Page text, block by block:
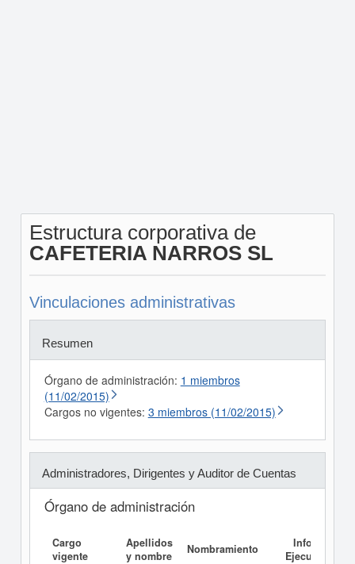
Estructura corporativa de
CAFETERIA NARROS SL
Vinculaciones administrativas
Resumen
Órgano de administración: 1 miembros
(11/02/2015)
Cargos no vigentes: 3 miembros (11/02/2015)
Administradores, Dirigentes y Auditor de Cuentas
Órgano de administración
Cargo
vigente
Apellidos
y nombre
Nombramiento
Informe
Ejecutivo